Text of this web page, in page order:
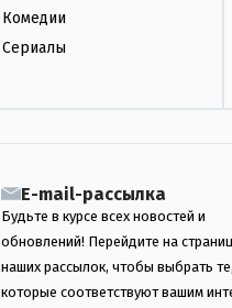
Комедии
Сериалы
E-mail-рассылка
Будьте в курсе всех новостей и
обновлений! Перейдите на
наших рассылок, чтобы выбрать
которые соответствуют вашим